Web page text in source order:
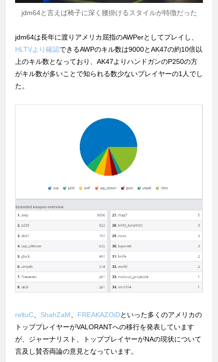
jdm64と言えば椅子に深く腰掛けるスタイルが特徴だった
jdm64は長年に渡りアメリカ屈指のAWPerとしてプレイし、
HLTVより確認できるAWPのキル数は9000とAK47の約10倍以
上のキル数となっており、AK47よりハンドガンのP250の方
がキル数が多いことで知られる数少ないプレイヤーの1人でし
た。
reltuC ShahZaM FREAKAZOiDといった多くのアメリカの
トッププレイヤーがVALORANTへの移行を発表しています
が、ジャーナリスト、トッププレイヤーがNAの現状について
言及し賛否両論の意見となっています。